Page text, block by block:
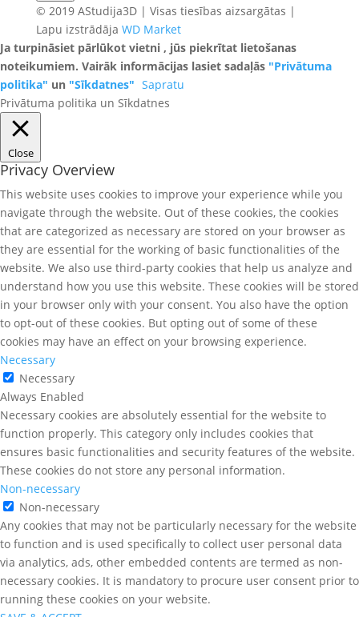
© 2019 AStudija3D | Visas tiesības aizsargātas |
Lapu izstrādāja WD Market
Ja turpināsiet pārlūkot vietni , jūs piekrītat lietošanas
noteikumiem. Vairāk informācijas lasiet sadaļās "Privātuma
politika" un "Sīkdatnes" Sapratu
Privātuma politika un Sīkdatnes
Close
Privacy Overview
This website uses cookies to improve your experience while you
navigate through the website. Out of these cookies, the cookies
that are categorized as necessary are stored on your browser as
they are essential for the working of basic functionalities of the
website. We also use third-party cookies that help us analyze and
understand how you use this website. These cookies will be stored
in your browser only with your consent. You also have the option
to opt-out of these cookies. But opting out of some of these
cookies may have an effect on your browsing experience.
Necessary
Necessary
Always Enabled
Necessary cookies are absolutely essential for the website to
function properly. This category only includes cookies that
ensures basic functionalities and security features of the website.
These cookies do not store any personal information.
Non-necessary
Non-necessary
Any cookies that may not be particularly necessary for the website
to function and is used specifically to collect user personal data
via analytics, ads, other embedded contents are termed as non-
necessary cookies. It is mandatory to procure user consent prior to
running these cookies on your website.